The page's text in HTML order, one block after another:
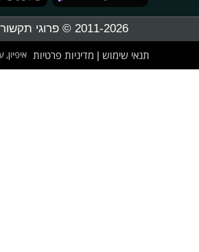
2011-2026 © פרוגי תקשורת בע"מ
תנאי שימוש מדיניות פרטיות